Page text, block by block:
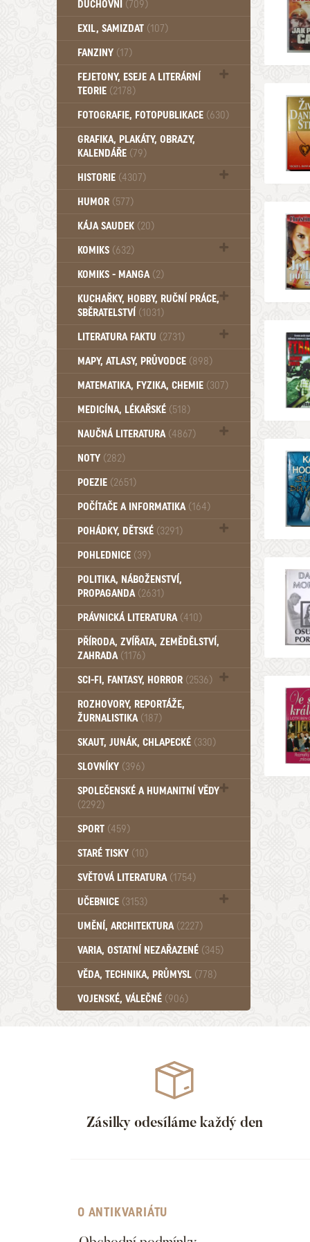
DUCHOVNÍ (709)
Okultismus (110)
EXIL, SAMIZDAT (107)
FANZINY (17)
FEJETONY, ESEJE A LITERÁRNÍ
TEORIE (2178)
Citáty, aforismy, snáře, přísloví,
FOTOGRAFIE, FOTOPUBLIKACE (630)
GRAFIKA, PLAKÁTY, OBRAZY,
KALENDÁŘE (79)
HISTORIE (4307)
Mytologie, Mýty, Báje, Pověsti (203)
HUMOR (577)
KÁJA SAUDEK (20)
KOMIKS (632)
Komiks - Čtyřlístek (234)
KOMIKS - MANGA (2)
KUCHAŘKY, HOBBY, RUČNÍ PRÁCE,
SBĚRATELSTVÍ (1031)
Dům a byt (102)
LITERATURA FAKTU (2731)
Katalogy (503)
MAPY, ATLASY, PRŮVODCE (898)
MATEMATIKA, FYZIKA, CHEMIE (307)
MEDICÍNA, LÉKAŘSKÉ (518)
NAUČNÁ LITERATURA (4867)
Zdraví a zdraví životní styl (510)
NOTY (282)
POEZIE (2651)
POČÍTAČE A INFORMATIKA (164)
POHÁDKY, DĚTSKÉ (3291)
Pro děti a mládež (2887)
Pohádky, Dětské - Od roku 1949 (257)
POHLEDNICE (39)
POLITIKA, NÁBOŽENSTVÍ,
PROPAGANDA (2631)
PRÁVNICKÁ LITERATURA (410)
PŘÍRODA, ZVÍŘATA, ZEMĚDĚLSTVÍ,
ZAHRADA (1176)
SCI-FI, FANTASY, HORROR (2536)
UFO (14)
ROZHOVORY, REPORTÁŽE,
ŽURNALISTIKA (187)
SKAUT, JUNÁK, CHLAPECKÉ (330)
SLOVNÍKY (396)
SPOLEČENSKÉ A HUMANITNÍ VĚDY
(2292)
Pedagogika (191)
Psychologie a osobní rozvoj (761)
SPORT (459)
STARÉ TISKY (10)
SVĚTOVÁ LITERATURA (1754)
UČEBNICE (3153)
Učebnice - Jazykové (1297)
Učebnice - VŠ (259)
Učebnice - ZŠ (556)
Učebnice - Ostatní (499)
UMĚNÍ, ARCHITEKTURA (2227)
VARIA, OSTATNÍ NEZAŘAZENÉ (345)
VĚDA, TECHNIKA, PRŮMYSL (778)
VOJENSKÉ, VÁLEČNÉ (906)
Zásilky odesíláme každý den
O ANTIKVARIÁTU